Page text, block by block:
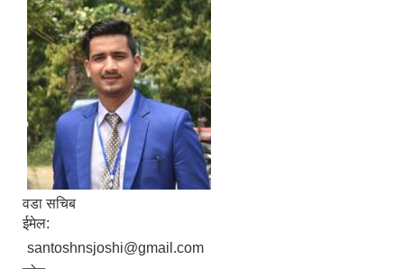
वडा सचिब
ईमेल:
santoshnsjoshi@gmail.com